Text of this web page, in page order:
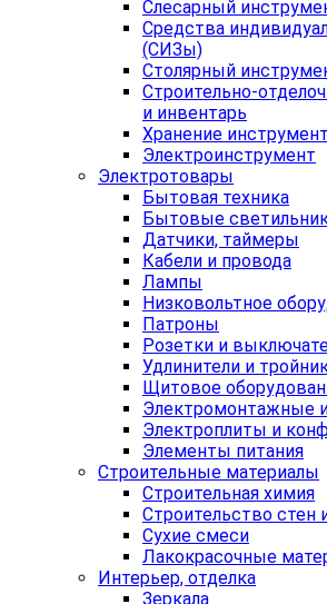
Слесарный
Средства
(СИЗы)
Столярный
Строительно-
и инвентарь
Хранение
Электроинструмент
Электротовары
Бытовая техника
Бытовые
Датчики, таймеры
Кабели и провода
Лампы
Низковольтное
Патроны
Розетки и
Удлинители и
Щитовое
Электромонтажные
Электроплиты и
Элементы питания
Строительные материалы
Строительная химия
Строительство стен
Сухие смеси
Лакокрасочные
Интерьер, отделка
Зеркала